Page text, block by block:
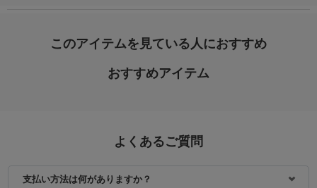
このアイテムを見ている人におすすめ
おすすめアイテム
よくあるご質問
支払い方法は何がありますか？